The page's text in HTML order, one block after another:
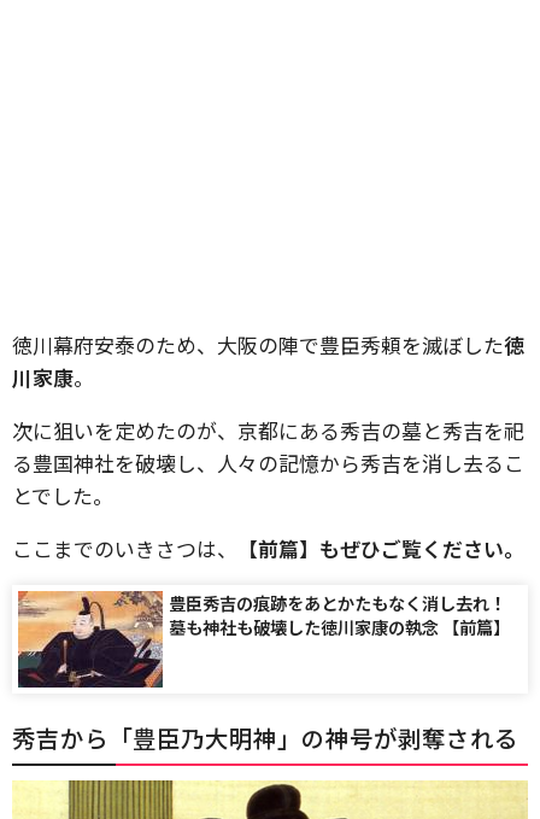
徳川幕府安泰のため、大阪の陣で豊臣秀頼を滅ぼした徳
川家康。
次に狙いを定めたのが、京都にある秀吉の墓と秀吉を祀
る豊国神社を破壊し、人々の記憶から秀吉を消し去るこ
とでした。
ここまでのいきさつは、
【前篇】もぜひご覧ください。
豊臣秀吉の痕跡をあとかたもなく消し去れ！
墓も神社も破壊した徳川家康の執念 【前篇】
秀吉から「豊臣乃大明神」の神号が剥奪される